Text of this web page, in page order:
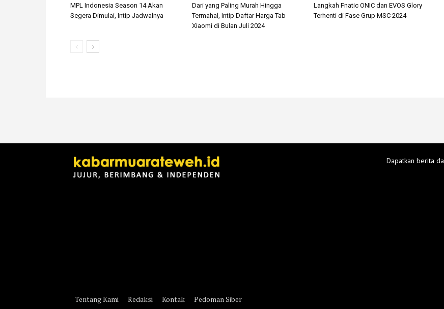
MPL Indonesia Season 14 Akan
Segera Dimulai, Intip Jadwalnya
Dari yang Paling Murah Hingga
Termahal, Intip Daftar Harga Tab
Xiaomi di Bulan Juli 2024
Langkah Fnatic ONIC dan EVOS Glory
Terhenti di Fase Grup MSC 2024
Dapatkan berita
Tentang Kami Redaksi Kontak Pedoman Siber